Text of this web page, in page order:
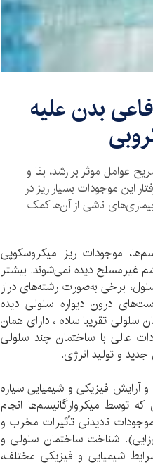
بدن علیه
عوامل موثر بر رشد، بقا و
این موجودات بسیار ریز در
ناشی از آن‌ها کمک
موجودات ریز میکروسکوپی
غیرمسلح دیده نمی‌شوند. بیشتر
برخی به‌صورت رشته‌های دراز
درون دیواره سلولی دیده
سلولی تقریبا ساده ، دارای همان
عالی با ساختمان چند سلولی
و تولید انرژی.
آرایش فیزیکی و شیمیایی سیاره
توسط میکروارگانیسم‌ها انجام
نادیدنی تأثیرات مخرب و
شناخت ساختمان سلولی و
شیمیایی و فیزیکی مختلف،